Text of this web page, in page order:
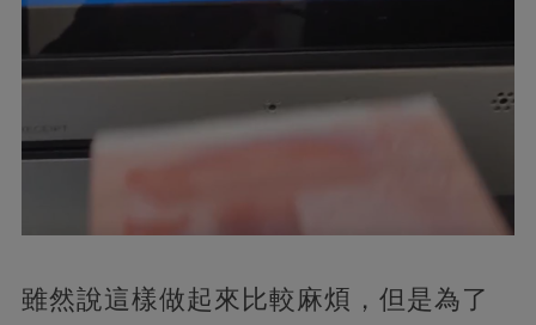
雖然說這樣做起來比較麻煩，但是為了